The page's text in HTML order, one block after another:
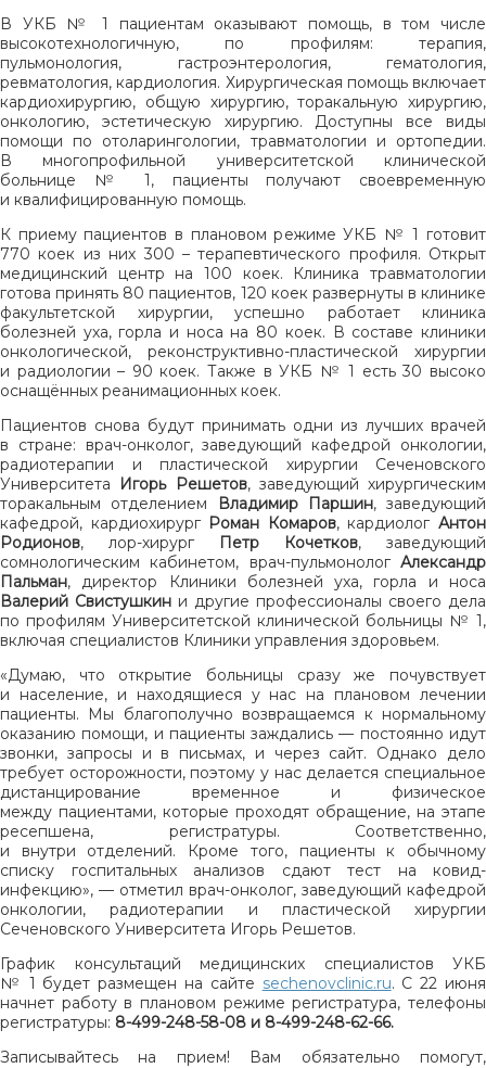
В УКБ № 1 пациентам оказывают помощь, в том числе
высокотехнологичную, по профилям: терапия,
пульмонология, гастроэнтерология, гематология,
ревматология, кардиология. Хирургическая помощь включает
кардиохирургию, общую хирургию, торакальную хирургию,
онкологию, эстетическую хирургию. Доступны все виды
помощи по отоларингологии, травматологии и ортопедии.
В многопрофильной университетской клинической
больнице № 1, пациенты получают своевременную
и квалифицированную помощь.
К приему пациентов в плановом режиме УКБ № 1 готовит
770 коек из них 300 – терапевтического профиля. Открыт
медицинский центр на 100 коек. Клиника травматологии
готова принять 80 пациентов, 120 коек развернуты в клинике
факультетской хирургии, успешно работает клиника
болезней уха, горла и носа на 80 коек. В составе клиники
онкологической, реконструктивно-пластической хирургии
и радиологии – 90 коек. Также в УКБ № 1 есть 30 высоко
оснащённых реанимационных коек.
Пациентов снова будут принимать одни из лучших врачей
в стране: врач-онколог, заведующий кафедрой онкологии,
радиотерапии и пластической хирургии Сеченовского
Университета Игорь Решетов, заведующий хирургическим
торакальным отделением
Владимир Паршин, заведующий
кафедрой, кардиохирург Роман Комаров, кардиологАнтон
Родионов, лор-хирург Петр Кочетков, заведующий
сомнологическим кабинетом, врач-пульмонолог Александр
Пальман, директор Клиники болезней уха, горла и носа
Валерий Свистушкин и другие профессионалы своего дела
по профилям Университетской клинической больницы № 1,
включая специалистов Клиники управления здоровьем.
«Думаю, что открытие больницы сразу же почувствует
и население, и находящиеся у нас на плановом лечении
пациенты. Мы благополучно возвращаемся к нормальному
оказанию помощи, и пациенты заждались — постоянно идут
звонки, запросы и в письмах, и через сайт. Однако дело
требует осторожности, поэтому у нас делается специальное
дистанцирование временное и физическое
между пациентами, которые проходят обращение, на этапе
ресепшена, регистратуры. Соответственно,
и внутри отделений. Кроме того, пациенты к обычному
списку госпитальных анализов сдают тест на ковид-
инфекцию», — отметил врач-онколог, заведующий кафедрой
онкологии, радиотерапии и пластической хирургии
Сеченовского Университета Игорь Решетов.
График консультаций медицинских специалистов УКБ
№ 1 будет размещен на сайте sechenovclinic.ru. С 22 июня
начнет работу в плановом режиме регистратура, телефоны
регистратуры: 8-499-248-58-08 и 8-499-248-62-66.
Записывайтесь на прием! Вам обязательно помогут,